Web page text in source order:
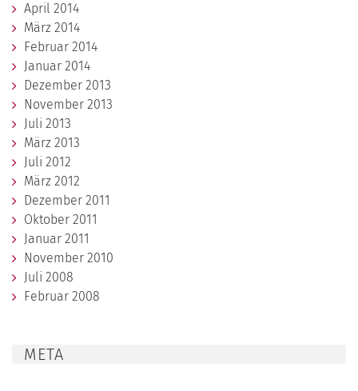
April 2014
März 2014
Februar 2014
Januar 2014
Dezember 2013
November 2013
Juli 2013
März 2013
Juli 2012
März 2012
Dezember 2011
Oktober 2011
Januar 2011
November 2010
Juli 2008
Februar 2008
META